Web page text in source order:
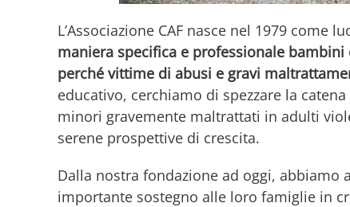
L’Associazione CAF nasce nel 1979 come
maniera specifica e professionale
perché vittime di abusi e gravi
educativo, cerchiamo di spezzare la
minori gravemente maltrattati in adulti
serene prospettive di crescita.
Dalla nostra fondazione ad oggi,
importante sostegno alle loro famiglie in